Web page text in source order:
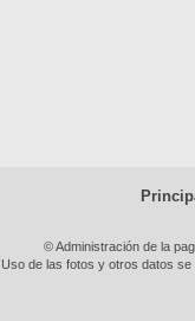
© Administración de la
Uso de las fotos y otros datos